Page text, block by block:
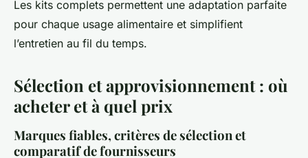
Les kits complets permettent une adaptation parfaite
pour chaque usage alimentaire et simplifient
l’entretien au fil du temps.
Sélection et approvisionnement : où
acheter et à quel prix
Marques fiables, critères de sélection et
comparatif de fournisseurs